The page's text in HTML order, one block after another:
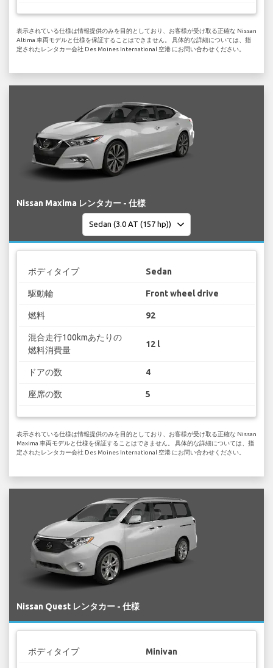
表示されている仕様は情報提供のみを目的としており、お客様が受け取る正確な Nissan
Altima 車両モデルと仕様を保証することはできません。 具体的な詳細については、指
定されたレンタカー会社 Des Moines International 空港 にお問い合わせください。
Nissan Maxima レンタカー - 仕様
ボディタイプ Sedan
駆動輪 Front wheel drive
燃料 92
混合走行100kmあたりの
燃料消費量
12 l
ドアの数 4
座席の数 5
表示されている仕様は情報提供のみを目的としており、お客様が受け取る正確な Nissan
Maxima 車両モデルと仕様を保証することはできません。 具体的な詳細については、指
定されたレンタカー会社 Des Moines International 空港 にお問い合わせください。
Nissan Quest レンタカー - 仕様
ボディタイプ Minivan